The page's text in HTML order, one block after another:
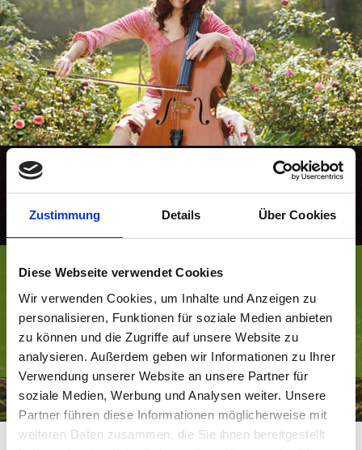
Zustimmung Details Über Cookies
Diese Webseite verwendet Cookies
Wir verwenden Cookies, um Inhalte und Anzeigen zu
personalisieren, Funktionen für soziale Medien anbieten
zu können und die Zugriffe auf unsere Website zu
analysieren. Außerdem geben wir Informationen zu Ihrer
Verwendung unserer Website an unsere Partner für
soziale Medien, Werbung und Analysen weiter. Unsere
Partner führen diese Informationen möglicherweise mit
weiteren Daten zusammen, die Sie ihnen bereitgestellt
Startseite
Garten- und Landschaftsbau GmbH
Aktuelles
Links
Karriere
Kontakt